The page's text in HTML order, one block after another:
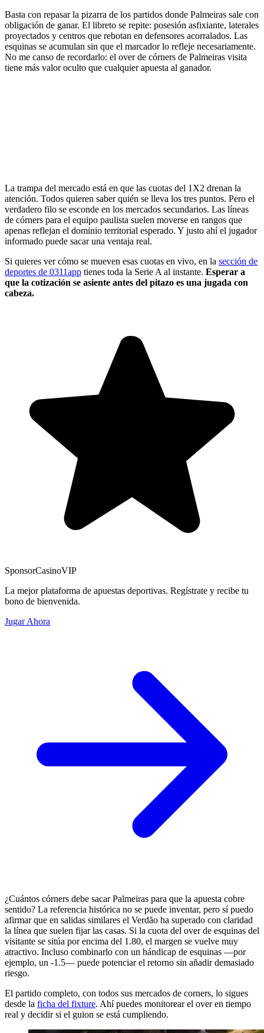
Basta con repasar la pizarra de los partidos donde Palmeiras sale con
obligación de ganar. El libreto se repite: posesión asfixiante, laterales
proyectados y centros que rebotan en defensores acorralados. Las
esquinas se acumulan sin que el marcador lo refleje necesariamente.
No me canso de recordarlo: el over de córners de Palmeiras visita
tiene más valor oculto que cualquier apuesta al ganador.
La trampa del mercado está en que las cuotas del 1X2 drenan la
atención. Todos quieren saber quién se lleva los tres puntos. Pero el
verdadero filo se esconde en los mercados secundarios. Las líneas
de córners para el equipo paulista suelen moverse en rangos que
apenas reflejan el dominio territorial esperado. Y justo ahí el jugador
informado puede sacar una ventaja real.
Si quieres ver cómo se mueven esas cuotas en vivo, en la sección de
deportes de 0311app tienes toda la Serie A al instante. Esperar a
que la cotización se asiente antes del pitazo es una jugada con
cabeza.
SponsorCasinoVIP
La mejor plataforma de apuestas deportivas. Regístrate y recibe tu
bono de bienvenida.
Jugar Ahora
¿Cuántos córners debe sacar Palmeiras para que la apuesta cobre
sentido? La referencia histórica no se puede inventar, pero sí puedo
afirmar que en salidas similares el Verdão ha superado con claridad
la línea que suelen fijar las casas. Si la cuota del over de esquinas del
visitante se sitúa por encima del 1.80, el margen se vuelve muy
atractivo. Incluso combinarlo con un hándicap de esquinas —por
ejemplo, un -1.5— puede potenciar el retorno sin añadir demasiado
riesgo.
El partido completo, con todos sus mercados de corners, lo sigues
desde la ficha del fixture. Ahí puedes monitorear el over en tiempo
real y decidir si el guion se está cumpliendo.